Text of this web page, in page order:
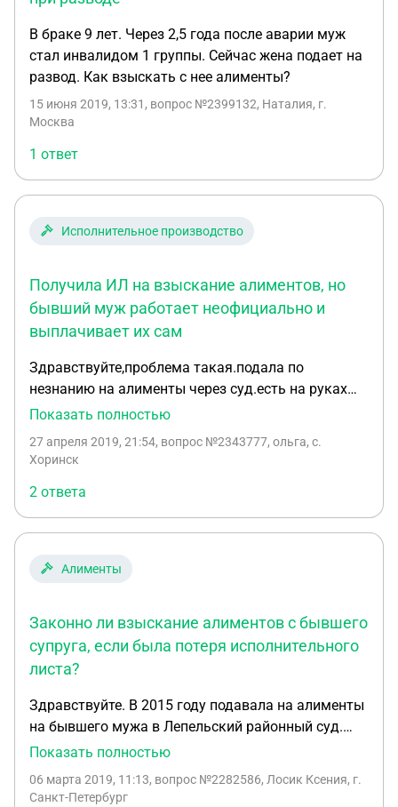
заплатил, в ноябре за 2 месяца перевел, в декабре
ничего, с января по 2800 (т.е. один месяц
пропустил). К приставу не ездила, не узнавала
откуда берется такой расчет, хотя удивилась что
2800 - это даже не 1/2 прожиточного минимума.
Неделю назад зачислили 200 рублей в счет
должны вернуть 1500 000 рублей. Являются ли
получения информации как он взыскивает, с
какой суммы идет расчет?? Т.е. бывший муж
будет оформлять минимальный доход - я
получать алименты по 200 рублей и не смогу
написать заявление на принятие мер в связи с
отсутствием задолженности?
В браке 9 лет. Через 2,5 года после аварии муж
стал инвалидом 1 группы. Сейчас жена подает на
развод. Как взыскать с нее алименты?
15 июня 2019, 13:31 , вопрос №2399132, Наталия, г.
Москва
1 ответ
Исполнительное производство
Получила ИЛ на взыскание алиментов, но
бывший муж работает неофициально и
выплачивает их сам
Здравствуйте,проблема такая.подала по
незнанию на алименты через суд.есть на руках
исполнительный лист.бывший не работает
месяц.но приставы отказываются подписывать
Но так как он не работает будут взыскивать с
него много среднюю по России. По сути я такие
алименты от него не получу.а мне нужны
документы для оформления детких и
Показать полностью
27 апреля 2019, 21:54, вопрос №2343777, ольга, с.
Хоринск
2 ответа
Алименты
Законно ли взыскание алиментов с бывшего
супруга, если была потеря исполнительного
листа?
Здравствуйте. В 2015 году подавала на алименты
на бывшего мужа в Лепельский районный суд.
Затем дело перешло в Ленинградский областной
Ленинградского суда было решено
Показать полностью
06 марта 2019, 11:13, вопрос №2282586, Лосик Ксения, г.
Санкт-Петербург